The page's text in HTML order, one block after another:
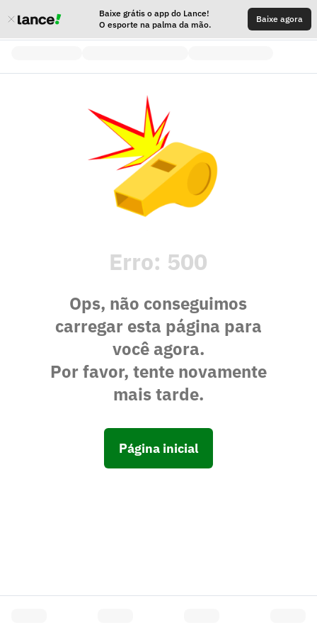
Baixe grátis o app do Lance!
O esporte na palma da mão.
Baixe agora
Erro: 500
Ops, não conseguimos
carregar esta página para
você agora.
Por favor, tente novamente
mais tarde.
Página inicial